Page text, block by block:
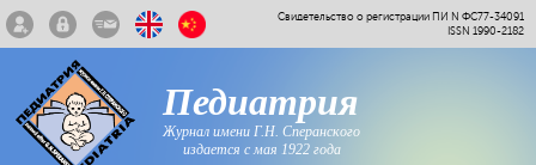
Свидетельство о регистрации ПИ N ФС77-34091
ISSN 1990-2182
Педиатрия
Журнал имени Г.Н. Сперанского
издается с мая 1922 года